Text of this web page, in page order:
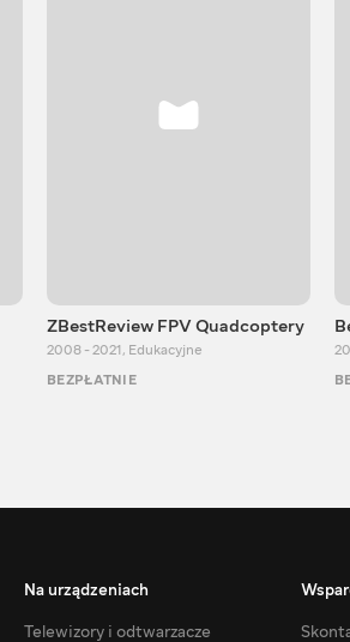
ZBestReview FPV Quadcoptery
2008 - 2021, Edukacyjne
BEZPŁATNIE
Na urządzeniach
Telewizory i odtwarzacze